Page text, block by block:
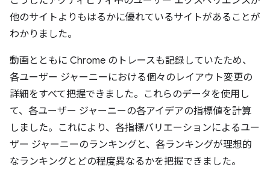
他のサイトよりもはるかに優れているサイトがあることが
わかりました。
動画とともに Chrome のトレースも記録していたため、
各ユーザー ジャーニーにおける個々のレイアウト変更の
詳細をすべて把握できました。これらのデータを使用し
て、各ユーザー ジャーニーの各アイデアの指標値を計算
しました。これにより、各指標バリエーションによるユー
ザー ジャーニーのランキングと、各ランキングが理想的
なランキングとどの程度異なるかを把握できました。